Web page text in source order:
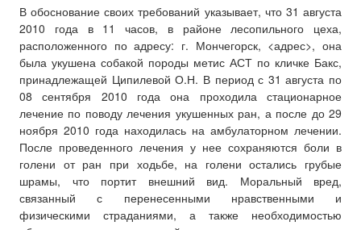
В обоснование своих требований указывает, что 31 августа
2010 года в 11 часов, в районе лесопильного цеха,
расположенного по адресу: г. Мончегорск, <адрес>, она
была укушена собакой породы метис АСТ по кличке Бакс,
принадлежащей Ципилевой О.Н. В период с 31 августа по
08 сентября 2010 года она проходила стационарное
лечение по поводу лечения укушенных ран, а после до 29
ноября 2010 года находилась на амбулаторном лечении.
После проведенного лечения у нее сохраняются боли в
голени от ран при ходьбе, на голени остались грубые
шрамы, что портит внешний вид. Моральный вред,
связанный с перенесенными нравственными и
физическими страданиями, а также необходимостью